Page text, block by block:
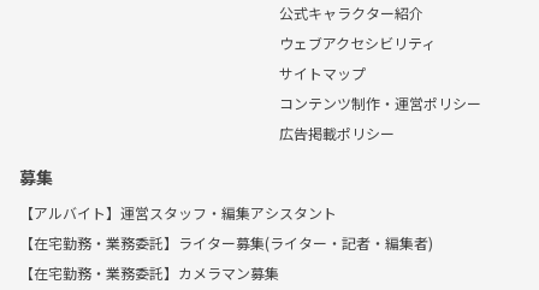
公式キャラクター紹介
ウェブアクセシビリティ
サイトマップ
コンテンツ制作・運営ポリシー
広告掲載ポリシー
募集
【アルバイト】運営スタッフ・編集アシスタント
【在宅勤務・業務委託】ライター募集(ライター・記者・編集者)
【在宅勤務・業務委託】カメラマン募集